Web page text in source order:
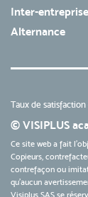
Inter-
Alternance
Taux de
© VISIPLUS
Ce site web a fait
Copieurs,
contrefaçon ou
qu’aucun